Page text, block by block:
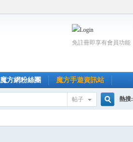
免註冊即享有會員功能
魔方網粉絲團 魔方手遊資訊站
帖子 熱搜: